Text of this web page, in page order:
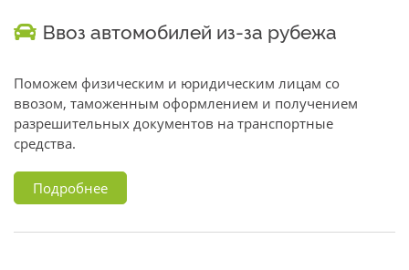
Ввоз автомобилей из-за рубежа
Поможем физическим и юридическим лицам со
ввозом, таможенным оформлением и получением
разрешительных документов на транспортные
средства.
Подробнее